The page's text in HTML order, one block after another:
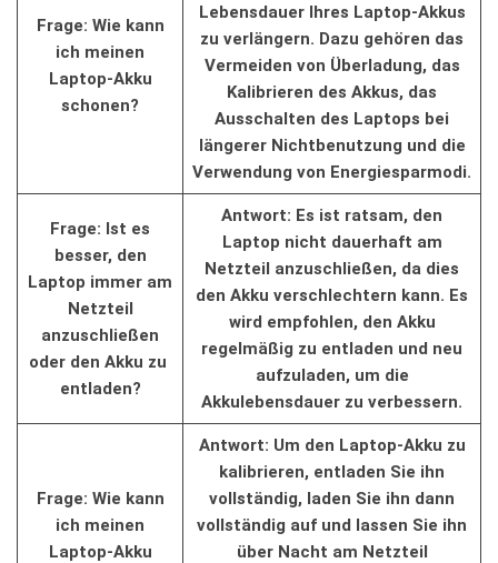
Frage: ⁢Wie ‍kann
ich meinen
Laptop-Akku⁣
schonen?
Lebensdauer Ihres⁣ Laptop-Akkus
zu verlängern. Dazu ⁤gehören ⁢das
Vermeiden von Überladung, das
⁤Kalibrieren des Akkus, das
Ausschalten des Laptops bei⁢
längerer Nichtbenutzung und die
Verwendung von ‌Energiesparmodi.
Frage: Ist es
besser, den
Laptop ‌immer am⁢
Netzteil
anzuschließen
oder den ‍Akku zu ​
entladen?
Antwort: Es ist ratsam,⁢ den
⁣Laptop nicht dauerhaft​ am⁣
Netzteil ​anzuschließen, da dies
den Akku verschlechtern kann. Es
wird empfohlen, den Akku
⁤regelmäßig zu entladen⁤ und neu
aufzuladen,‌ um⁣ die
Akkulebensdauer zu verbessern.
Frage: Wie kann
ich⁤ meinen
Laptop-Akku‌
Antwort:⁤ Um den Laptop-Akku ⁣zu
kalibrieren, entladen​ Sie ihn
vollständig, laden Sie ⁤ihn dann
vollständig ‌auf ⁢und lassen Sie ihn⁤
über Nacht‍ am Netzteil⁣